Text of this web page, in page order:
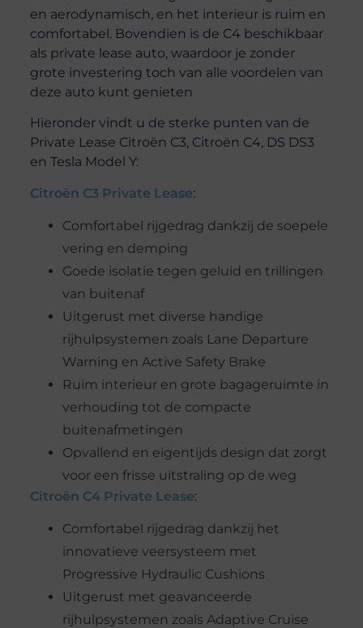
en aerodynamisch, en het interieur is ruim en
comfortabel. Bovendien is de C4 beschikbaar
als private lease auto, waardoor je zonder
grote investering toch van alle voordelen van
deze auto kunt genieten
Hieronder vindt u de sterke punten van de
Private Lease Citroën C3, Citroën C4, DS DS3
en Tesla Model Y:
Citroën C3 Private Lease:
Comfortabel rijgedrag dankzij de soepele
vering en demping
Goede isolatie tegen geluid en trillingen
van buitenaf
Uitgerust met diverse handige
rijhulpsystemen zoals Lane Departure
Warning en Active Safety Brake
Ruim interieur en grote bagageruimte in
verhouding tot de compacte
buitenafmetingen
Opvallend en eigentijds design dat zorgt
voor een frisse uitstraling op de weg
Citroën C4 Private Lease:
Comfortabel rijgedrag dankzij het
innovatieve veersysteem met
Progressive Hydraulic Cushions
Uitgerust met geavanceerde
rijhulpsystemen zoals Adaptive Cruise